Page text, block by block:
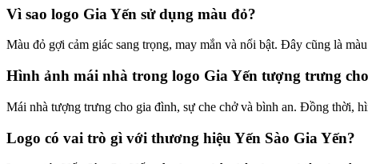
Vì sao logo Gia Yến sử dụng màu đỏ?
Màu đỏ gợi cảm giác sang trọng, may mắn và nổi bật. Đây cũng là
Hình ảnh mái nhà trong logo Gia Yến tượng trưng
Mái nhà tượng trưng cho gia đình, sự che chở và bình an. Đồng thời,
Logo có vai trò gì với thương hiệu Yến Sào Gia Yến?